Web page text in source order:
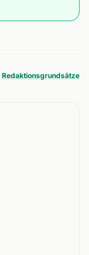
Redaktionsgrundsätze